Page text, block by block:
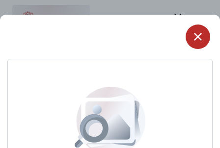
Menu